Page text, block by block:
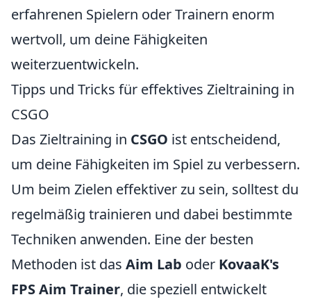
erfahrenen Spielern oder Trainern enorm
wertvoll, um deine Fähigkeiten
weiterzuentwickeln.
Tipps und Tricks für effektives Zieltraining in
CSGO
Das Zieltraining in CSGO ist entscheidend,
um deine Fähigkeiten im Spiel zu verbessern.
Um beim Zielen effektiver zu sein, solltest du
regelmäßig trainieren und dabei bestimmte
Techniken anwenden. Eine der besten
Methoden ist das Aim Lab oder KovaaK's
FPS Aim Trainer, die speziell entwickelt